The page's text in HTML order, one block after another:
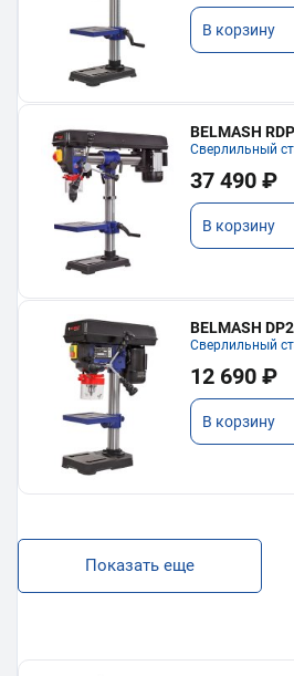
В корзину
BELMASH
Сверлильный
37 490 ₽
В корзину
BELMASH
Сверлильный
12 690 ₽
В корзину
Показать еще